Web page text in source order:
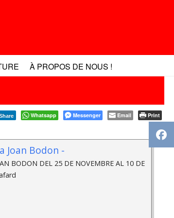
À PROPOS DE NOUS !
Whatsapp Messenger Email Print
Joan Bodon -
BODON DEL 25 DE NOVEMBRE AL 10 DE